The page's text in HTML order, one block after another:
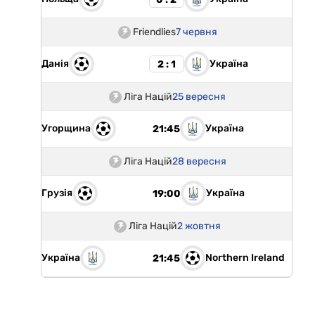
Friendlies7 червня
Данія 2 : 1 Україна
Ліга Націй25 вересня
Угорщина 21:45 Україна
Ліга Націй28 вересня
Грузія 19:00 Україна
Ліга Націй2 жовтня
Україна 21:45 Northern Ireland